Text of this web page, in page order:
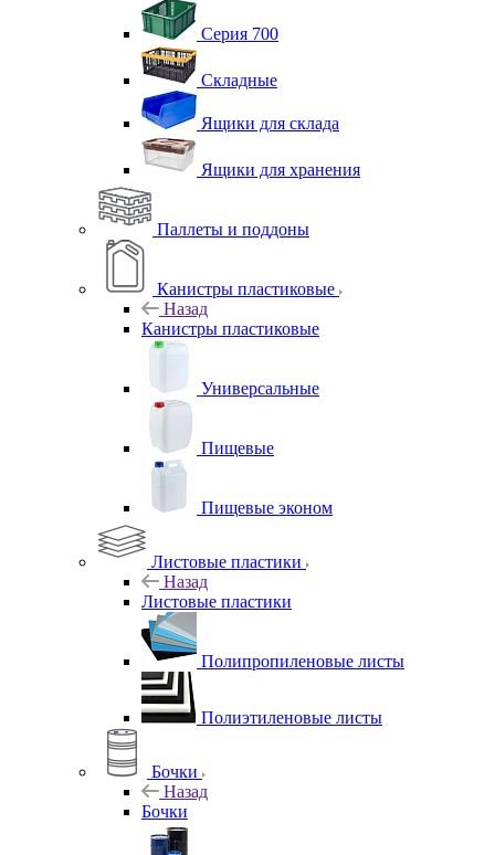
Серия 700
Складные
Ящики для склада
Ящики для хранения
Паллеты и поддоны
Канистры пластиковые
Назад
Канистры пластиковые
Универсальные
Пищевые
Пищевые эконом
Листовые пластики
Назад
Листовые пластики
Полипропиленовые листы
Полиэтиленовые листы
Бочки
Назад
Бочки